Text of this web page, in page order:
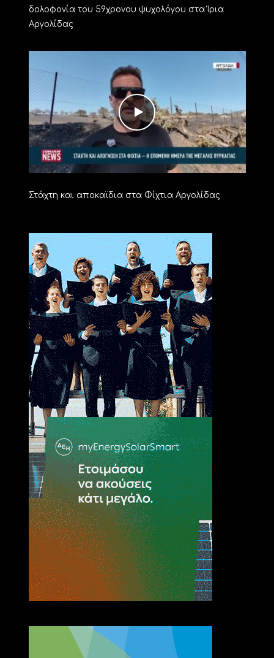
δολοφονία του 59χρονου ψυχολόγου στα Ίρια
Αργολίδας
Στάχτη και αποκαϊδια στα Φίχτια Αργολίδας